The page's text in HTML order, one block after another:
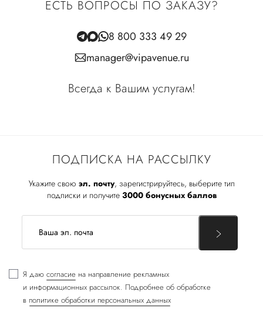
ПОДПИСКА НА РАССЫЛКУ
Укажите свою эл. почту, зарегистрируйтесь, выберите тип
подписки и получите 3000 бонусных баллов
Я даю согласие на направление рекламных
и информационных рассылок. Подробнее об обработке
в политике обработки персональных данных
ЕСТЬ ВОПРОСЫ ПО ЗАКАЗУ?
8 800 333 49 29
manager@vipavenue.ru
Всегда к Вашим услугам!